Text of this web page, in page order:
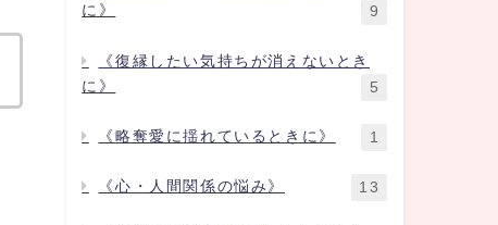
に》
9
《復縁したい気持ちが消えないとき
に》
5
《略奪愛に揺れているときに》 1
《心・人間関係の悩み》 13